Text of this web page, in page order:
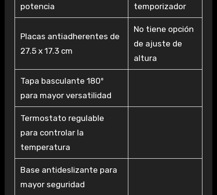
potencia
temporizador
Placas antiadherentes de
27.5 x 17.3 cm
No tiene opción
de ajuste de
altura
Tapa basculante 180º
para mayor versatilidad
Termostato regulable
para controlar la
temperatura
Base antideslizante para
mayor seguridad